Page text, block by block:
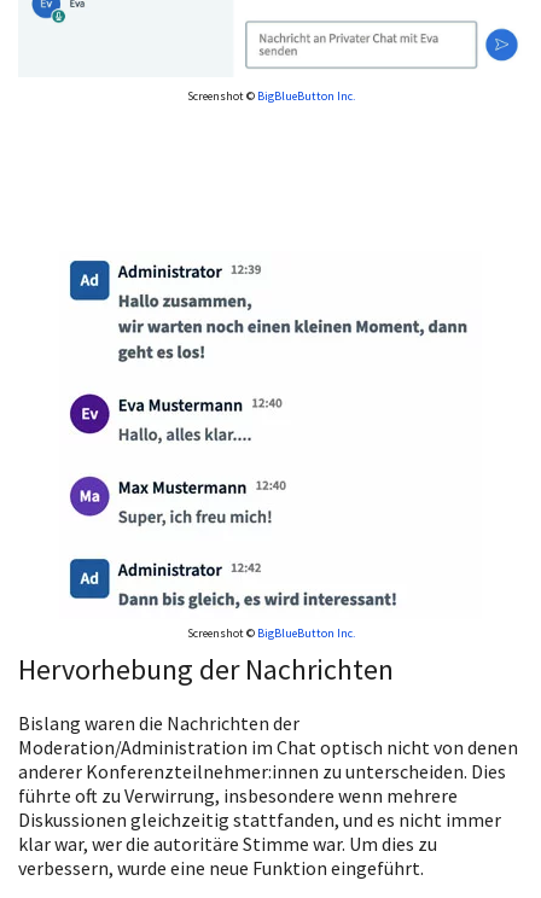
Screenshot © BigBlueButton Inc.
Screenshot © BigBlueButton Inc.
Hervorhebung der Nachrichten
Bislang waren die Nachrichten der
Moderation/Administration im Chat optisch nicht von denen
anderer Konferenzteilnehmer:innen zu unterscheiden. Dies
führte oft zu Verwirrung, insbesondere wenn mehrere
Diskussionen gleichzeitig stattfanden, und es nicht immer
klar war, wer die autoritäre Stimme war. Um dies zu
verbessern, wurde eine neue Funktion eingeführt.